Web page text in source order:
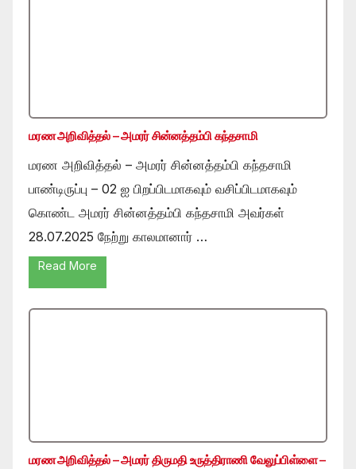
மரண அறிவித்தல் – அமரர் சின்னத்தம்பி கந்தசாமி
மரண அறிவித்தல் – அமரர் சின்னத்தம்பி கந்தசாமி
பாண்டிருப்பு – 02 ஐ பிறப்பிடமாகவும் வசிப்பிடமாகவும்
கொண்ட அமரர் சின்னத்தம்பி கந்தசாமி அவர்கள்
28.07.2025 நேற்று காலமானார் …
Read More
மரண அறிவித்தல் – அமரர் திருமதி உருத்திராணி வேலுப்பிள்ளை –